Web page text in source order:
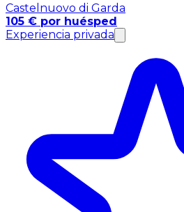
Castelnuovo di Garda
105 € por huésped
Experiencia privada